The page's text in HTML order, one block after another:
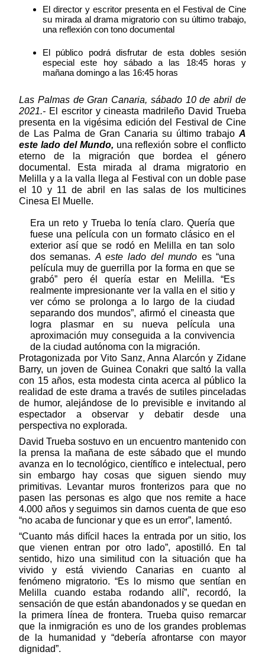
El director y escritor presenta en el Festival de Cine
su mirada al drama migratorio con su último trabajo,
una reflexión con tono documental
El público podrá disfrutar de esta dobles sesión
especial este hoy sábado a las 18:45 horas y
mañana domingo a las 16:45 horas
Las Palmas de Gran Canaria, sábado 10 de abril de
2021.- El escritor y cineasta madrileño David Trueba
presenta en la vigésima edición del Festival de Cine
de Las Palma de Gran Canaria su último trabajo A
este lado del Mundo, una reflexión sobre el conflicto
eterno de la migración que bordea el género
documental. Esta mirada al drama migratorio en
Melilla y a la valla llega al Festival con un doble pase
el 10 y 11 de abril en las salas de los multicines
Cinesa El Muelle.
Era un reto y Trueba lo tenía claro. Quería que
fuese una película con un formato clásico en el
exterior así que se rodó en Melilla en tan solo
dos semanas. A este lado del mundo es “una
película muy de guerrilla por la forma en que se
grabó” pero él quería estar en Melilla. “Es
realmente impresionante ver la valla en el sitio y
ver cómo se prolonga a lo largo de la ciudad
separando dos mundos”, afirmó el cineasta que
logra plasmar en su nueva película una
aproximación muy conseguida a la convivencia
de la ciudad autónoma con la migración.
Protagonizada por Vito Sanz, Anna Alarcón y Zidane
Barry, un joven de Guinea Conakri que saltó la valla
con 15 años, esta modesta cinta acerca al público la
realidad de este drama a través de sutiles pinceladas
de humor, alejándose de lo previsible e invitando al
espectador a observar y debatir desde una
perspectiva no explorada.
David Trueba sostuvo en un encuentro mantenido con
la prensa la mañana de este sábado que el mundo
avanza en lo tecnológico, científico e intelectual, pero
sin embargo hay cosas que siguen siendo muy
primitivas. Levantar muros fronterizos para que no
pasen las personas es algo que nos remite a hace
4.000 años y seguimos sin darnos cuenta de que eso
“no acaba de funcionar y que es un error”, lamentó.
“Cuanto más difícil haces la entrada por un sitio, los
que vienen entran por otro lado”, apostilló. En tal
sentido, hizo una similitud con la situación que ha
vivido y está viviendo Canarias en cuanto al
fenómeno migratorio. “Es lo mismo que sentían en
Melilla cuando estaba rodando allí”, recordó, la
sensación de que están abandonados y se quedan en
la primera línea de frontera. Trueba quiso remarcar
que la inmigración es uno de los grandes problemas
de la humanidad y “debería afrontarse con mayor
dignidad”.